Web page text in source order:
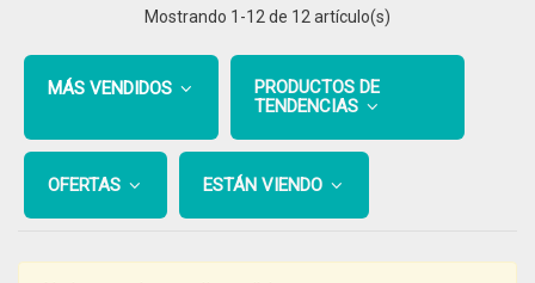
Mostrando 1 -12 de 12 artículo(s)
MÁS VENDIDOS
PRODUCTOS DE
TENDENCIAS
OFERTAS ESTÁN VIENDO